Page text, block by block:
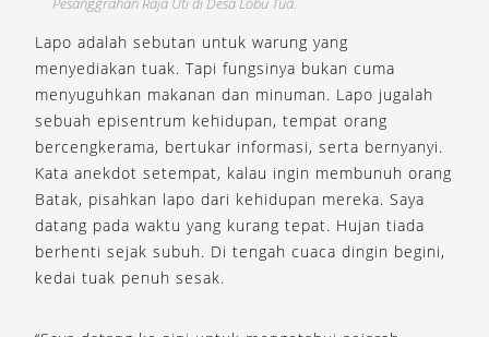
Lapo adalah sebutan untuk warung yang
menyediakan tuak. Tapi fungsinya bukan cuma
menyuguhkan makanan dan minuman. Lapo jugalah
sebuah episentrum kehidupan, tempat orang
bercengkerama, bertukar informasi, serta bernyanyi.
Kata anekdot setempat, kalau ingin membunuh orang
Batak, pisahkan lapo dari kehidupan mereka. Saya
datang pada waktu yang kurang tepat. Hujan tiada
berhenti sejak subuh. Di tengah cuaca dingin begini,
kedai tuak penuh sesak.